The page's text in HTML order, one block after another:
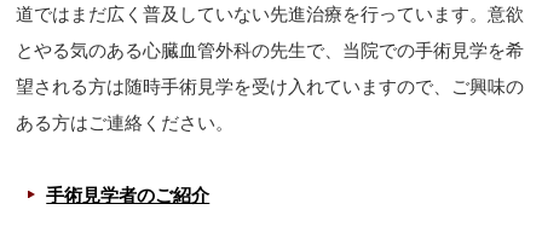
道ではまだ広く普及していない先進治療を行っています。意欲
とやる気のある心臓血管外科の先生で、当院での手術見学を希
望される方は随時手術見学を受け入れていますので、ご興味の
ある方はご連絡ください。
手術見学者のご紹介